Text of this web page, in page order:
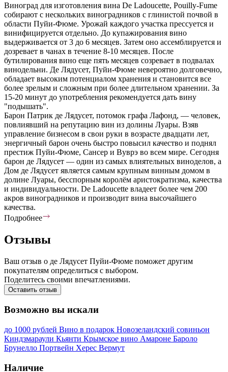
Виноград для изготовления вина De Ladoucette, Pouilly-Fume
собирают с нескольких виноградников с глинистой почвой в
области Пуйи-Фюме. Урожай каждого участка прессуется и
винифицируется отдельно. До купажирования вино
выдерживается от 3 до 6 месяцев. Затем оно ассемблируется и
дозревает в чанах в течение 8-10 месяцев. После
бутилирования вино еще пять месяцев созревает в подвалах
винодельни. Де Лядусет, Пуйи-Фюме невероятно долговечно,
обладает высоким потенциалом хранения и становится все
более зрелым и сложным при более длительном хранении. За
15-20 минут до употребления рекомендуется дать вину
"подышать".
Барон Патрик де Лядусет, потомок графа Лафонд, — человек,
повлиявший на репутацию вин из долины Луары. Взяв
управление бизнесом в свои руки в возрасте двадцати лет,
энергичный барон очень быстро повысил качество и поднял
престиж Пуйи-Фюме, Сансер и Вуврэ во всем мире. Сегодня
барон де Лядусет — один из самых влиятельных виноделов, а
Дом де Лядусет является самым крупным винным домом в
долине Луары, бесспорным королём аристократизма, качества
и индивидуальности. De Ladoucette владеет более чем 200
акров виноградников и производит вина высочайшего
качества.
Подробнее
Отзывы
Ваш отзыв о де Лядусет Пуйи-Фюме поможет другим
покупателям определиться с выбором.
Поделитесь своими впечатлениями.
Оставить отзыв
Возможно вы искали
до 1000 рублей Вино в подарок Новозеландский совиньон
Киндзмараули Кьянти Крымское вино Амароне Бароло
Брунелло Портвейн Херес Вермут
Наличие